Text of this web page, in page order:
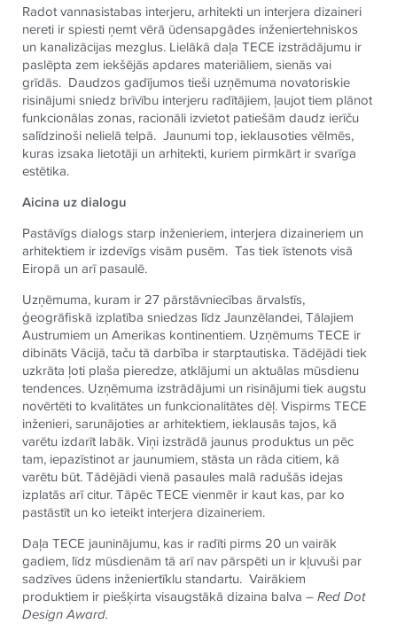
Radot vannasistabas interjeru, arhitekti un interjera dizaineri
nereti ir spiesti ņemt vērā ūdensapgādes inženiertehniskos
un kanalizācijas mezglus. Lielākā daļa TECE izstrādājumu ir
paslēpta zem iekšējās apdares materiāliem, sienās vai
grīdās. Daudzos gadījumos tieši uzņēmuma novatoriskie
risinājumi sniedz brīvību interjeru radītājiem, ļaujot tiem plānot
funkcionālas zonas, racionāli izvietot patiešām daudz ierīču
salīdzinoši nelielā telpā. Jaunumi top, ieklausoties vēlmēs,
kuras izsaka lietotāji un arhitekti, kuriem pirmkārt ir svarīga
estētika.
Aicina uz dialogu
Pastāvīgs dialogs starp inženieriem, interjera dizaineriem un
arhitektiem ir izdevīgs visām pusēm. Tas tiek īstenots visā
Eiropā un arī pasaulē.
Uzņēmuma, kuram ir 27 pārstāvniecības ārvalstīs,
ģeogrāfiskā izplatība sniedzas līdz Jaunzēlandei, Tālajiem
Austrumiem un Amerikas kontinentiem. UzņēmumsTECE ir
dibināts Vācijā, taču tā darbība ir starptautiska. Tādējādi tiek
uzkrāta ļoti plaša pieredze, atklājumi un aktuālas mūsdienu
tendences. Uzņēmuma izstrādājumi un risinājumi tiek augstu
novērtēti to kvalitātes un funkcionalitātes dēļ. VispirmsTECE
inženieri, sarunājoties ar arhitektiem, ieklausās tajos, kā
varētu izdarīt labāk. Viņi izstrādā jaunus produktus un pēc
tam, iepazīstinot ar jaunumiem, stāsta un rāda citiem, kā
varētu būt. Tādējādi vienā pasaules malā radušās idejas
izplatās arī citur. TāpēcTECE vienmēr ir kaut kas, par ko
pastāstīt un ko ieteikt interjera dizaineriem.
Daļa TECE jauninājumu, kas ir radīti pirms 20 un vairāk
gadiem, līdz mūsdienām tā arī nav pārspēti un ir kļuvuši par
sadzīves ūdens inženiertīklu standartu. Vairākiem
produktiem ir piešķirta visaugstākā dizaina balva –Red Dot
Design Award.